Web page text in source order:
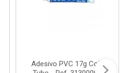
Adesivo PVC 17g Cola